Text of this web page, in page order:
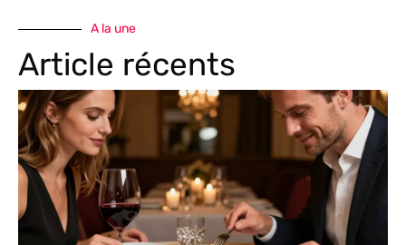
A la une
Article récents